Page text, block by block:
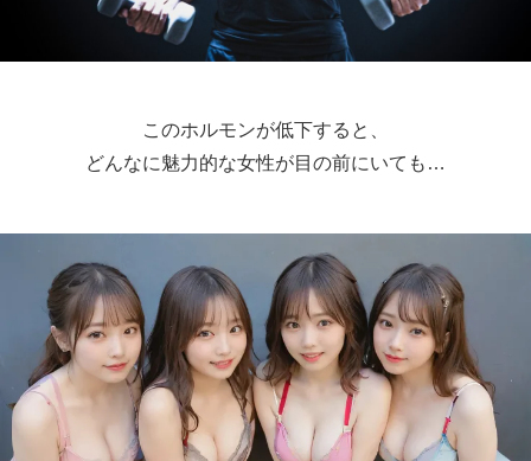
このホルモンが低下すると、
どんなに魅力的な女性が目の前にいても…